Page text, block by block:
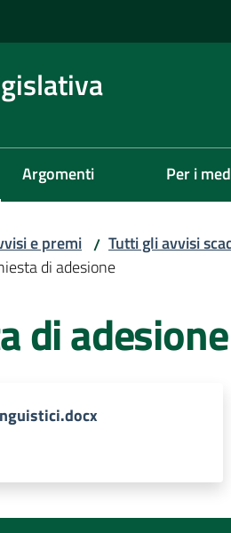
Argomenti Per i
e premi / Tutti gli avvisi
di adesione
di adesione